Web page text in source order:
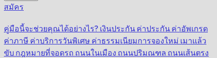
สมัคร
คู่มือนี้จะช่วยคุณได้อย่างไร? เงินประกัน ค่าประกัน ค่าอัพเกรด
ค่าภาษี ค่าบริการวันพิเศษ ค่าธรรมเนียมการจองใหม่ เมาแล้ว
ขับ กฎหมายที่จอดรถ ถนนในเมือง ถนนปริมณฑล ถนนเส้นตรง